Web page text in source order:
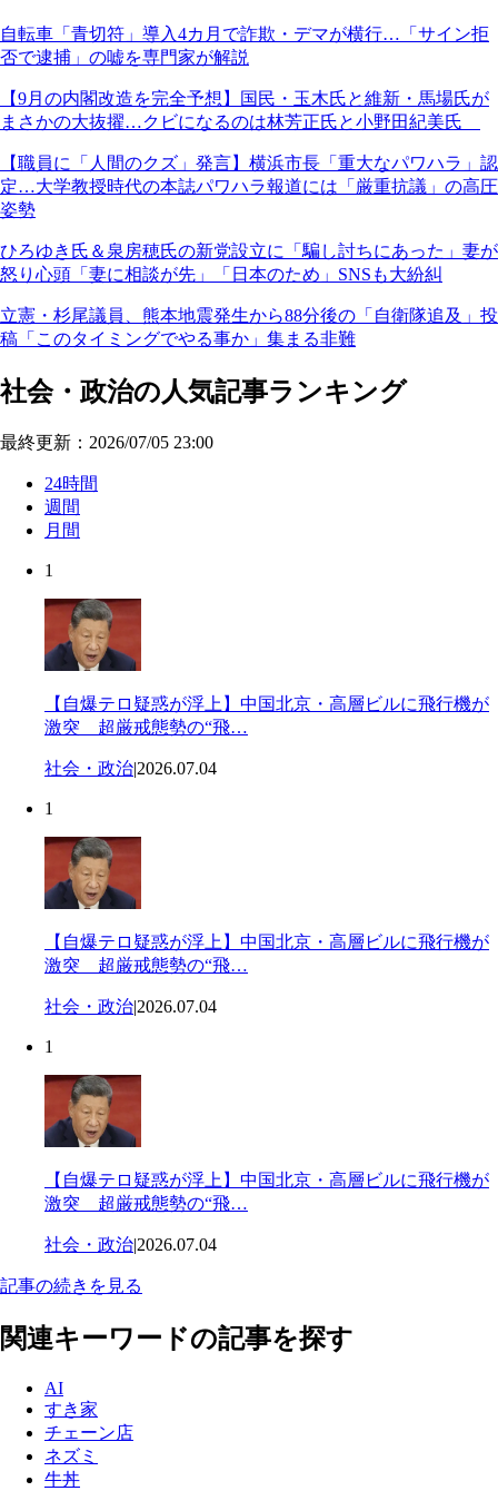
自転車「青切符」導入4カ月で詐欺・デマが横行…「サイン拒
否で逮捕」の嘘を専門家が解説
【9月の内閣改造を完全予想】国民・玉木氏と維新・馬場氏が
まさかの大抜擢…クビになるのは林芳正氏と小野田紀美氏
【職員に「人間のクズ」発言】横浜市長「重大なパワハラ」認
定…大学教授時代の本誌パワハラ報道には「厳重抗議」の高圧
姿勢
ひろゆき氏＆泉房穂氏の新党設立に「騙し討ちにあった」妻が
怒り心頭「妻に相談が先」「日本のため」SNSも大紛糾
立憲・杉尾議員、熊本地震発生から88分後の「自衛隊追及」投
稿「このタイミングでやる事か」集まる非難
社会・政治の人気記事ランキング
最終更新：2026/07/05 23:00
24時間
週間
月間
1
【自爆テロ疑惑が浮上】中国北京・高層ビルに飛行機が
激突 超厳戒態勢の“飛…
社会・政治|2026.07.04
1
【自爆テロ疑惑が浮上】中国北京・高層ビルに飛行機が
激突 超厳戒態勢の“飛…
社会・政治|2026.07.04
1
【自爆テロ疑惑が浮上】中国北京・高層ビルに飛行機が
激突 超厳戒態勢の“飛…
社会・政治|2026.07.04
記事の続きを見る
関連キーワードの記事を探す
AI
すき家
チェーン店
ネズミ
牛丼